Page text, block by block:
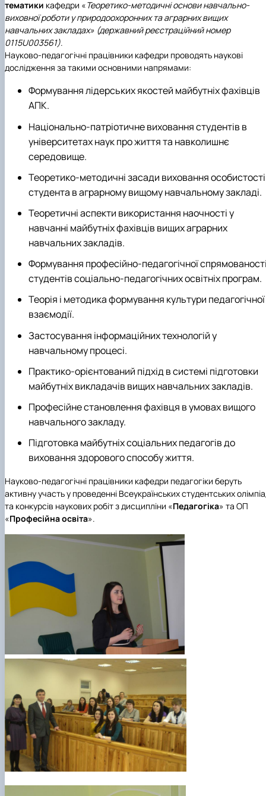
тематики кафедри «Теоретико-методичні основи навчально-
виховної роботи у природоохоронних та аграрних вищих
навчальних закладах» (державний реєстраційний номер
0115U003561).
Науково-педагогічні працівники кафедри проводять наукові
дослідження за такими основними напрямами:
Формування лідерських якостей майбутніх фахівців
АПК.
Національно-патріотичне виховання студентів в
університетах наук про життя та навколишнє
середовище.
Теоретико-методичні засади виховання особистості
студента в аграрному вищому навчальному закладі.
Теоретичні аспекти використання наочності у
навчанні майбутніх фахівців вищих аграрних
навчальних закладів.
Формування професійно-педагогічної
студентів соціально-педагогічних освітніх програм.
Теорія і методика формування культури педагогічної
взаємодії.
Застосування інформаційних технологій у
навчальному процесі.
Практико-орієнтований підхід в системі підготовки
майбутніх викладачів вищих навчальних закладів.
Професійне становлення фахівця в умовах вищого
навчального закладу.
Підготовка майбутніх соціальних педагогів до
виховання здорового способу життя.
Науково-педагогічні працівники кафедри педагогіки беруть
активну участь у проведенні Всеукраїнських студентських
та конкурсів наукових робіт з дисципліни «Педагогіка» та ОП
«Професійна освіта».